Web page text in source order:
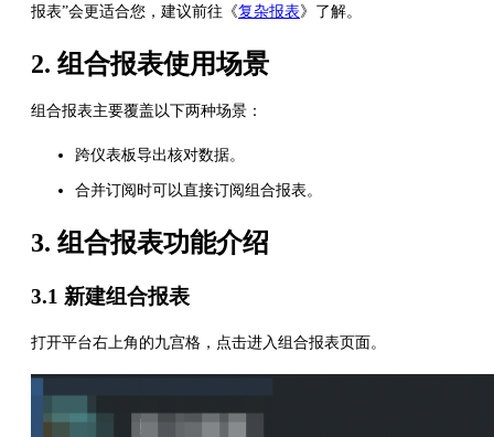
报表”会更适合您，建议前往《复杂报表》了解。
2. 组合报表使用场景
组合报表主要覆盖以下两种场景：
跨仪表板导出核对数据。
合并订阅时可以直接订阅组合报表。
3. 组合报表功能介绍
3.1 新建组合报表
打开平台右上角的九宫格，点击进入组合报表页面。